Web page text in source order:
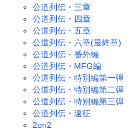
公道列伝・三章
公道列伝・四章
公道列伝・五章
公道列伝・六章(最終章)
公道列伝・番外編
公道列伝・MFG編
公道列伝・特別編第一弾
公道列伝・特別編第二弾
公道列伝・特別編第三弾
公道列伝・遠征
2on2